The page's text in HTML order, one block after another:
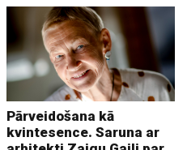
Pārveidošana kā
kvintesence. Saruna ar